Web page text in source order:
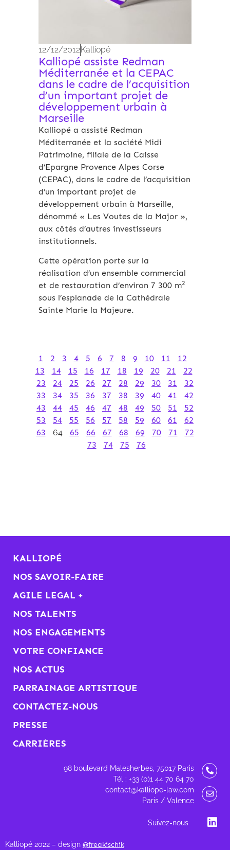
12/12/2012Kalliopé
Kalliopé assiste Redman
Méditerranée et la CEPAC
dans le cadre de l’acquisition
d’un important projet de
développement urbain à
Marseille
Kalliopé a assisté Redman
Méditerranée et la société Midi
Patrimoine, filiale de la Caisse
d’Epargne Provence Alpes Corse
(CEPAC), dans le cadre de l’acquisition
d’un important projet de
développement urbain à Marseille,
dénommé « Les Voutes de la Major »,
aux côtés d’autres investisseurs
institutionnels.
Cette opération porte sur la
réalisation d’un ensemble commercial
et de restauration d’environ 7 300 m2
sous l’esplanade de la Cathédrale
Sainte Marie la Majeure.
1 2 3 4 5 6 7 8 9 10 11
12
13
14 15 16 17 18 19 20 21
22
23
24 25 26 27 28 29 30 31
32
33
34 35 36 37 38 39 40 41
42
43
44 45 46 47 48 49 50 51
52
53
54 55 56 57 58 59 60 61
62
63
64 65 66 67 68 69 70 71
72
73
74 75 76
KALLIOPÉ
NOS SAVOIR-FAIRE
AGILE LEGAL +
NOS TALENTS
NOS ENGAGEMENTS
VOTRE CONFIANCE
NOS ACTUS
PARRAINAGE ARTISTIQUE
CONTACTEZ-NOUS
PRESSE
CARRIÈRES
98 boulevard Malesherbes, 75017 Paris
Tél : +33 (0)1 44 70 64 70
contact@kalliope-law.com
Paris / Valence
Suivez-nous
Kalliopé 2022 – design @freakischik